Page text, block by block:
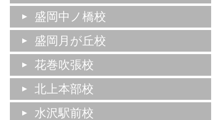
盛岡中ノ橋校
盛岡月が丘校
花巻吹張校
北上本部校
水沢駅前校